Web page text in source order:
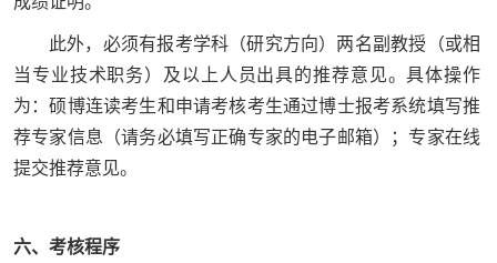
此外，必须有报考学科（研究方向）两名副教授（或相
当专业技术职务）及以上人员出具的推荐意见。具体操作
为：硕博连读考生和申请考核考生通过博士报考系统填写推
荐专家信息（请务必填写正确专家的电子邮箱）；专家在线
提交推荐意见。
六、考核程序